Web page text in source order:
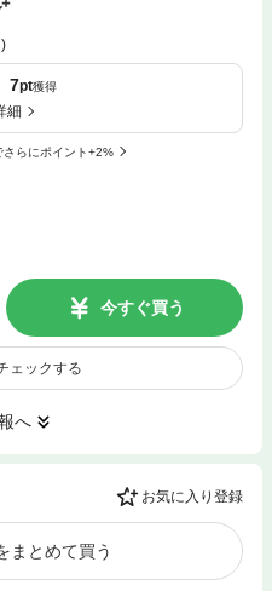
7pt獲得
細
さらにポイント+2%
今すぐ買う
ェックする
へ
お気に入り登録
まとめて買う